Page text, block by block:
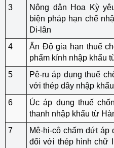
3
Nông dân Hoa Kỳ
biện pháp hạn chế
Di-lân
4
Ấn Độ gia hạn thuế
phẩm kính nhập khẩu
5
Pê-ru áp dụng thuế
với thép dây nhập
6
Úc áp dụng thuế
thanh nhập khẩu từ
7
Mê-hi-cô chấm dứt áp
đối với thép hình chữ